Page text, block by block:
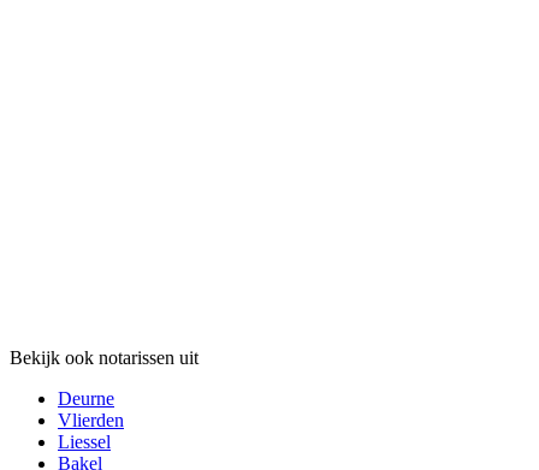
Bekijk ook notarissen uit
Deurne
Vlierden
Liessel
Bakel